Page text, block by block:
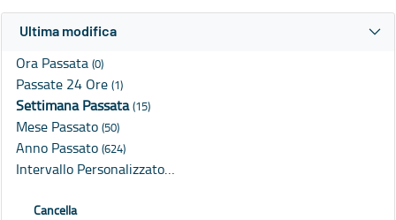
Ultima modifica
Ora Passata (0)
Passate 24 Ore (1)
Settimana Passata(15)
Mese Passato (50)
Anno Passato (624)
Intervallo Personalizzato…
Cancella